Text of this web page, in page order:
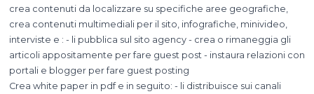
crea contenuti da localizzare su specifiche aree geografiche,
crea contenuti multimediali per il sito, infografiche, minivideo,
interviste e : - li pubblica sul sito agency - crea o rimaneggia gli
articoli appositamente per fare guest post - instaura relazioni con
portali e blogger per fare guest posting
Crea white paper in pdf e in seguito: - li distribuisce sui canali